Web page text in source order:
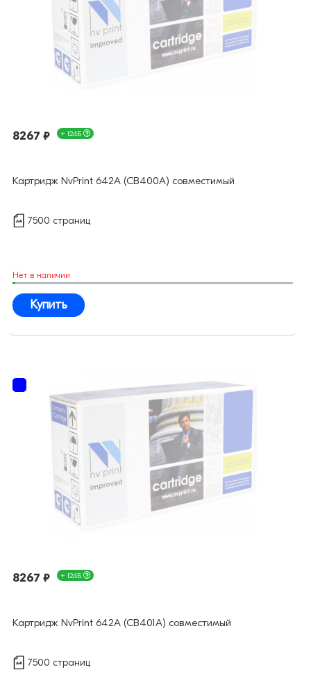
8267 ₽ + 124Б
Картридж NvPrint 642A (CB400A) совместимый
7500 страниц
Нет в наличии
Купить
8267 ₽ + 124Б
Картридж NvPrint 642A (CB401A) совместимый
7500 страниц